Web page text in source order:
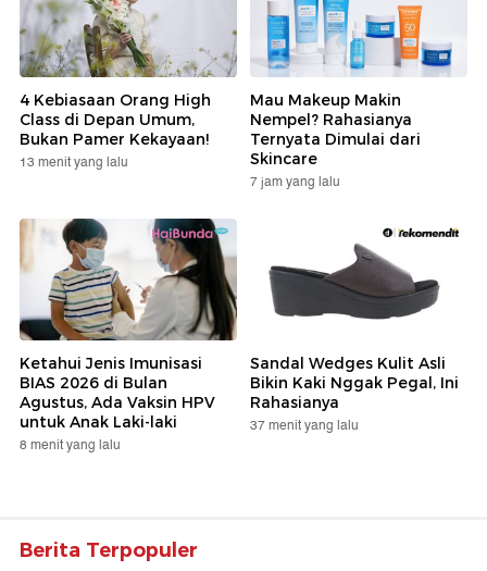
4 Kebiasaan Orang High
Class di Depan Umum,
Bukan Pamer Kekayaan!
13 menit yang lalu
Mau Makeup Makin
Nempel? Rahasianya
Ternyata Dimulai dari
Skincare
7 jam yang lalu
Ketahui Jenis Imunisasi
BIAS 2026 di Bulan
Agustus, Ada Vaksin HPV
untuk Anak Laki-laki
8 menit yang lalu
Sandal Wedges Kulit Asli
Bikin Kaki Nggak Pegal, Ini
Rahasianya
37 menit yang lalu
Berita Terpopuler